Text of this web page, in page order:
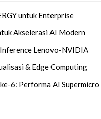
untuk Enterprise
Akselerasi AI Modern
Lenovo-NVIDIA
& Edge Computing
6: Performa AI Supermicro